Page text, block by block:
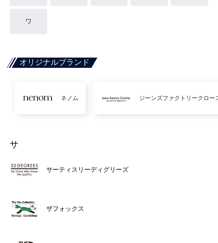
ワ
オリジナルブランド
ネノム ジーンズファクトリークロー
サ
サーティスリーディグリーズ
ザフォックス